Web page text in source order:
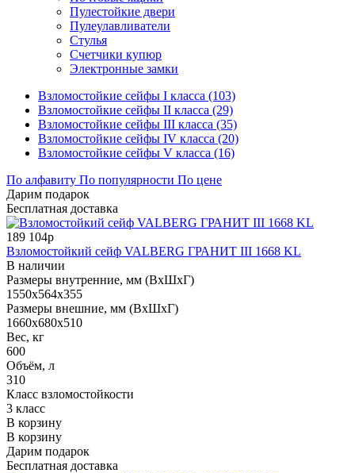
Пулестойкие двери
Пулеулавливатели
Стулья
Счетчики купюр
Электронные замки
Взломостойкие сейфы I класса (103)
Взломостойкие сейфы II класса (29)
Взломостойкие сейфы III класса (35)
Взломостойкие сейфы IV класса (20)
Взломостойкие сейфы V класса (16)
По алфавиту По популярности По цене
Дарим подарок
Бесплатная доставка
189 104р
Взломостойкий сейф VALBERG ГРАНИТ III 1668 KL
В наличии
Размеры внутренние, мм (ВхШхГ)
1550x564x355
Размеры внешние, мм (ВхШхГ)
1660x680x510
Вес, кг
600
Объём, л
310
Класс взломостойкости
3 класс
В корзину
В корзину
Дарим подарок
Бесплатная доставка